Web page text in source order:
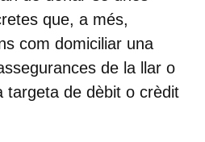
que, a més,
com domiciliar una
de la llar o
targeta de dèbit o crèdit